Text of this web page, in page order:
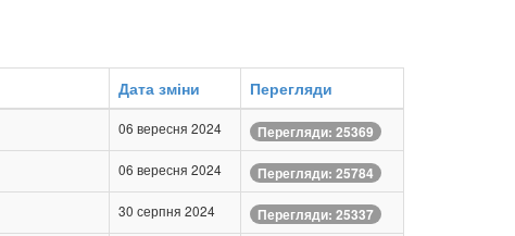
Дата зміни
Перегляди
06 вересня 2024 Перегляди: 25369
06 вересня 2024 Перегляди: 25784
30 серпня 2024 Перегляди: 25337